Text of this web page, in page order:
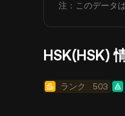
注：このデータ
HSK(HSK)
ランク 503